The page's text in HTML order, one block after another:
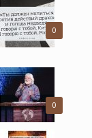
0
0